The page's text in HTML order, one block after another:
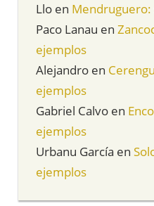
Llo en
Paco Lanau en
ejemplos
Alejandro en
ejemplos
Gabriel Calvo en
ejemplos
Urbanu García en
ejemplos